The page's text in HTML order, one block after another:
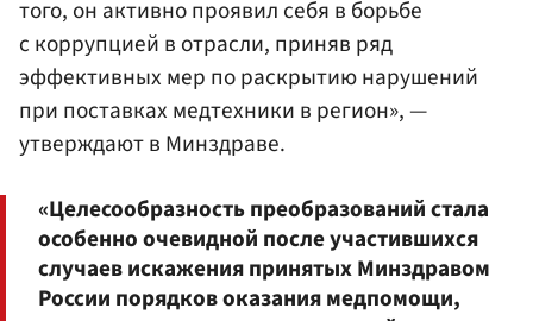
того, он активно проявил себя в борьбе
с коррупцией в отрасли, приняв ряд
эффективных мер по раскрытию нарушений
при поставках медтехники в регион», —
утверждают в Минздраве.
«Целесообразность преобразований стала
особенно очевидной после участившихся
случаев искажения принятых Минздравом
России порядков оказания медпомощи,